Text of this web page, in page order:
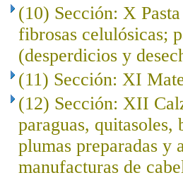
(10) Sección: X
fibrosas celulósicas;
(desperdicios y
(11) Sección: XI
(12) Sección: XII
paraguas, quitasoles,
plumas preparadas
manufacturas de